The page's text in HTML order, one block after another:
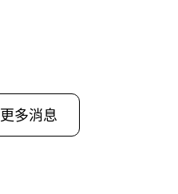
更多消息